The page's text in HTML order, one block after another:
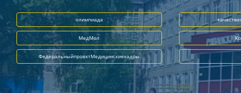
олимпиада
МедМол
ФедеральныйпроектМедицинскиекадры